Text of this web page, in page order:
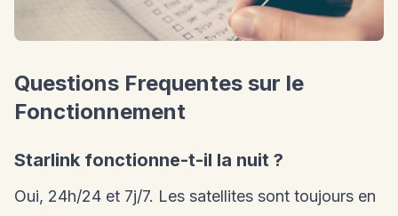
Questions Frequentes sur le
Fonctionnement
Starlink fonctionne-t-il la nuit ?
Oui, 24h/24 et 7j/7. Les satellites sont toujours en